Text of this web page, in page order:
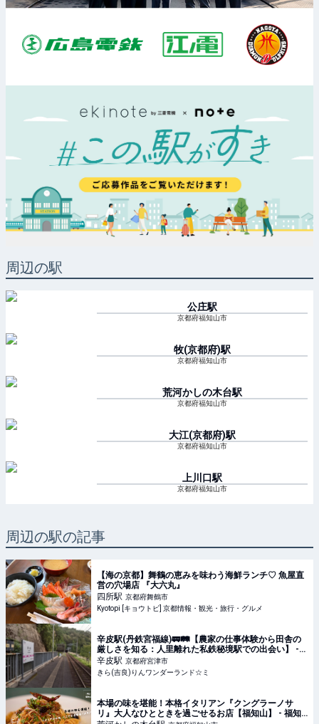
周辺の駅
公庄駅
京都府福知山市
牧(京都府)駅
京都府福知山市
荒河かしの木台駅
京都府福知山市
大江(京都府)駅
京都府福知山市
上川口駅
京都府福知山市
周辺の駅の記事
【海の京都】舞鶴の恵みを味わう海鮮ランチ♡ 魚屋直
営の穴場店 『大六丸』
四所駅 京都府舞鶴市
Kyotopi [キョウトピ] 京都情報・観光・旅行・グルメ
辛皮駅(丹鉄宮福線)🚃🛤【農家の仕事体験から田舎の
厳しさを知る：人里離れた私鉄秘境駅での出会い】 -
きら(吉良)りんワンダーランド☆ミ
辛皮駅 京都府宮津市
きら(吉良)りんワンダーランド☆ミ
本場の味を堪能！本格イタリアン『クングラーノサ
リ』大人なひとときを過ごせるお店【福知山】 - 福知